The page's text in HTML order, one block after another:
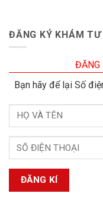
ĐĂNG KÝ KHÁM TƯ
ĐĂNG
Bạn hãy để lại Số